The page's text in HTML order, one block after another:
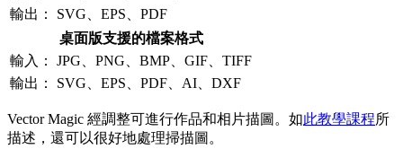
輸出：
SVG、EPS、PDF
桌面版支援的檔案格式
輸入：
JPG、PNG、BMP、GIF、TIFF
輸出：
SVG、EPS、PDF、AI、DXF
Vector Magic 經調整可進行作品和相片描圖。如此教學課程所
描述，還可以很好地處理掃描圖。